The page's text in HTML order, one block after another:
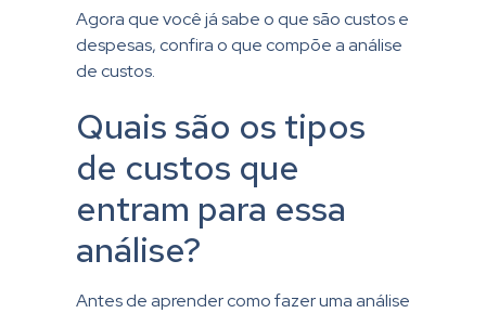
Agora que você já sabe o que são custos e
despesas, confira o que compõe a análise
de custos.
Quais são os tipos
de custos que
entram para essa
análise?
Antes de aprender como fazer uma análise